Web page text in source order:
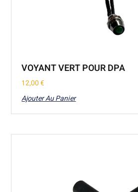
VOYANT VERT POUR DPA
12,00€
Ajouter Au Panier